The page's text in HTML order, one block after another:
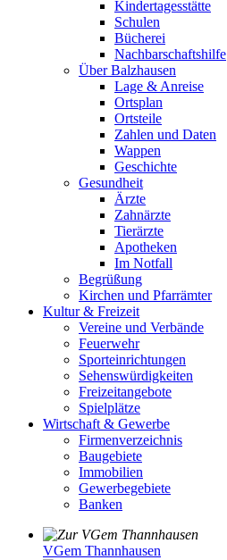
Kindertagesstätte
Schulen
Bücherei
Nachbarschaftshilfe
Über Balzhausen
Lage & Anreise
Ortsplan
Ortsteile
Zahlen und Daten
Wappen
Geschichte
Gesundheit
Ärzte
Zahnärzte
Tierärzte
Apotheken
Im Notfall
Begrüßung
Kirchen und Pfarrämter
Kultur & Freizeit
Vereine und Verbände
Feuerwehr
Sporteinrichtungen
Sehenswürdigkeiten
Freizeitangebote
Spielplätze
Wirtschaft & Gewerbe
Firmenverzeichnis
Baugebiete
Immobilien
Gewerbegebiete
Banken
VGem Thannhausen